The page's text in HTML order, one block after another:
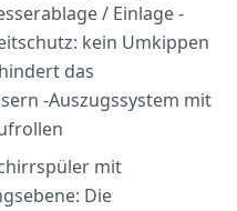
/ Einlage -
kein Umkippen
das
-Auszugssystem mit
mit
Die